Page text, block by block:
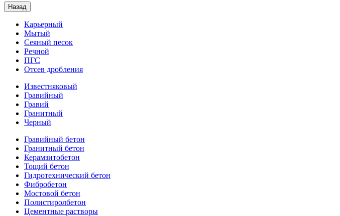
Назад
Карьерный
Мытый
Сеяный песок
Речной
ПГС
Отсев дробления
Известняковый
Гравийный
Гравий
Гранитный
Черный
Гравийный бетон
Гранитный бетон
Керамзитобетон
Тощий бетон
Гидротехнический бетон
Фибробетон
Мостовой бетон
Полистиролбетон
Цементные растворы